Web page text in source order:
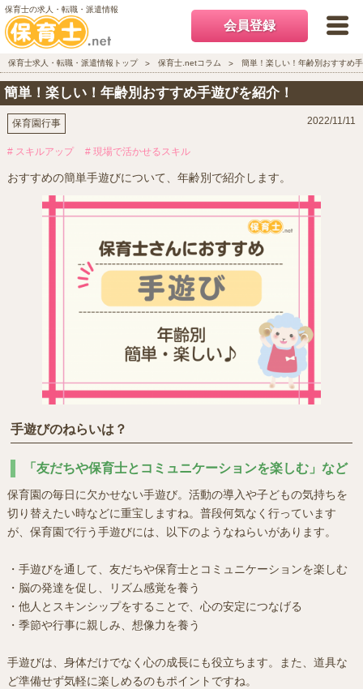
保育士の求人・転職・派遣情報
会員登録
保育士求人・転職・派遣情報トップ 保育士.netコラム 簡単！楽しい！年齢別おすすめ
簡単！楽しい！年齢別おすすめ手遊びを紹介！
保育園行事 2022/11/11
# スキルアップ # 現場で活かせるスキル
おすすめの簡単手遊びについて、年齢別で紹介します。
手遊びのねらいは？
「友だちや保育士とコミュニケーションを楽しむ」など
保育園の毎日に欠かせない手遊び。活動の導入や子どもの気持ちを
切り替えたい時などに重宝しますね。普段何気なく行っています
が、保育園で行う手遊びには、以下のようなねらいがあります。
・手遊びを通して、友だちや保育士とコミュニケーションを楽しむ
・脳の発達を促し、リズム感覚を養う
・他人とスキンシップをすることで、心の安定につなげる
・季節や行事に親しみ、想像力を養う
手遊びは、身体だけでなく心の成長にも役立ちます。また、道具な
ど準備せず気軽に楽しめるのもポイントですね。